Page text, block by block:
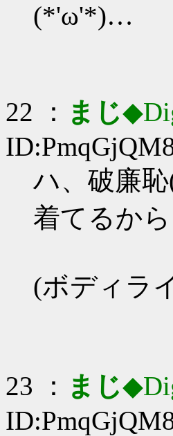
(*'ω'*)…
22 ： まじ
ハ、破廉
着てるか
(ボディラ
23 ： まじ